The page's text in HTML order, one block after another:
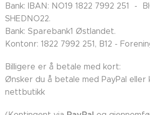
Bank: IBAN: NO19 1822 7992 251 -
SHEDNO22.
Bank: Sparebank1 Østlandet.
Kontonr: 1822 7992 251, B12 -
Billigere er å betale med kort:
Ønsker du å betale med PayPal eller
nettbutikk